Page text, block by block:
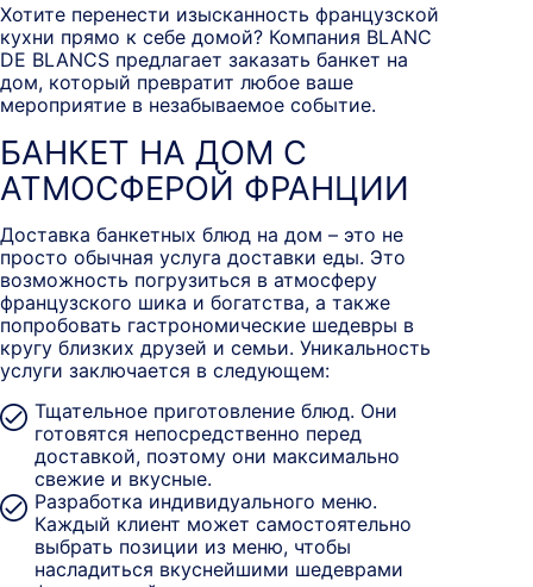
Хотите перенести изысканность французской
кухни прямо к себе домой? Компания BLANC
DE BLANCS предлагает заказать банкет на
дом, который превратит любое ваше
мероприятие в незабываемое событие.
БАНКЕТ НА ДОМ С
АТМОСФЕРОЙ ФРАНЦИИ
Доставка банкетных блюд на дом – это не
просто обычная услуга доставки еды. Это
возможность погрузиться в атмосферу
французского шика и богатства, а также
попробовать гастрономические шедевры в
кругу близких друзей и семьи. Уникальность
услуги заключается в следующем:
Тщательное приготовление блюд. Они
готовятся непосредственно перед
доставкой, поэтому они максимально
свежие и вкусные.
Разработка индивидуального меню.
Каждый клиент может самостоятельно
выбрать позиции из меню, чтобы
насладиться вкуснейшими шедеврами